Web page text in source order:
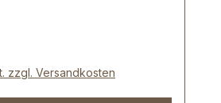
zzgl. Versandkosten